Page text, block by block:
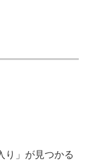
り」が見つかる